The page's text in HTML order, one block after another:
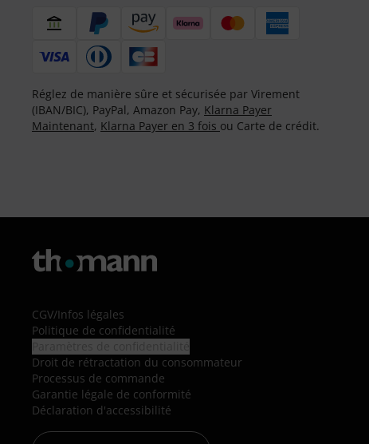
Réglez de manière sûre et sécurisée par Virement
(IBAN/BIC), PayPal, Amazon Pay, Klarna Payer
Maintenant, Klarna Payer en 3 fois ou Carte de crédit.
CGV/Infos légales
Politique de confidentialité
Droit de rétractation du consommateur
Processus de commande
Garantie légale de conformité
Déclaration d'accessibilité